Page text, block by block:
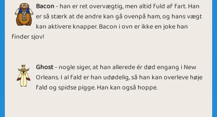
Scary Bacon Best Friends
Friends Forever Magic Friends
Bacon- han er ret overvægtig, men altid fuld af fart. Han
er så stærk at de andre kan gå ovenpå ham, og hans vægt
kan aktivere knapper. Bacon i ovn er ikke en joke han
finder sjov!
Ghost- nogle siger, at han allerede ér død engang i New
Orleans. I al fald er han udødelig, så han kan overleve høje
fald og spidse pigge. Han kan også hoppe.